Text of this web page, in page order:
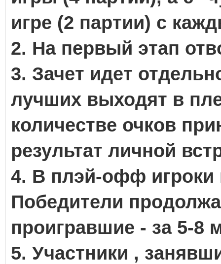
игре (2 партии) с
2. На первый этап
3. Зачет идет
лучших выходят в
количестве очков
результат личной
4. В плэй-офф игроки
Победители
проигравшие - за 5-8
5. Участники ,